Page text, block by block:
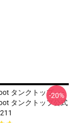
タンクトップ - - -
タンクトップ公式
-20%